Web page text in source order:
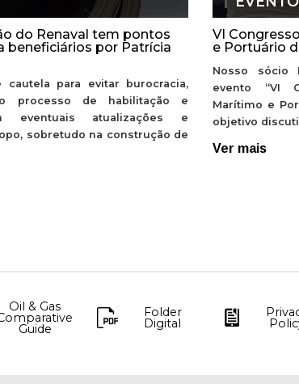
do Renaval tem pontos
beneficiários por Patrícia
cautela para evitar burocracia,
processo de habilitação e
eventuais atualizações e
sobretudo na construção de
VI
e Portuário
Nosso sócio
evento “VI
Marítimo e
objetivo
Ver mais
Oil & Gas
Guide
Folder
Digital